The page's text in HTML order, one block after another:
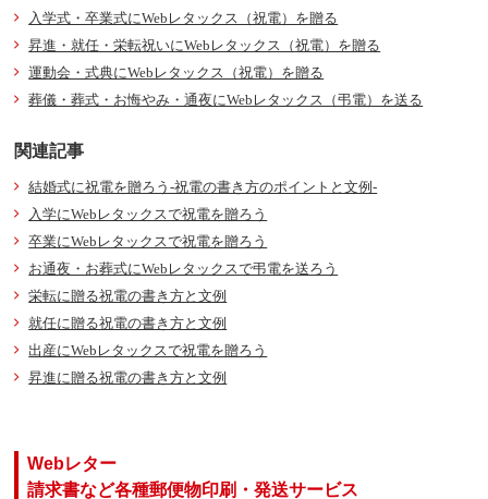
入学式・卒業式にWebレタックス（祝電）を贈る
昇進・就任・栄転祝いにWebレタックス（祝電）を贈る
運動会・式典にWebレタックス（祝電）を贈る
葬儀・葬式・お悔やみ・通夜にWebレタックス（弔電）を送る
関連記事
結婚式に祝電を贈ろう-祝電の書き方のポイントと文例-
入学にWebレタックスで祝電を贈ろう
卒業にWebレタックスで祝電を贈ろう
お通夜・お葬式にWebレタックスで弔電を送ろう
栄転に贈る祝電の書き方と文例
就任に贈る祝電の書き方と文例
出産にWebレタックスで祝電を贈ろう
昇進に贈る祝電の書き方と文例
Webレター
請求書など各種郵便物印刷・発送サービス